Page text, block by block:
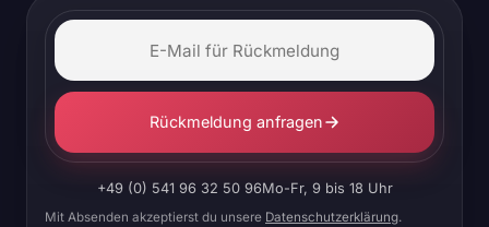
Rückmeldung anfragen
+49 (0) 541 96 32 50 96Mo-Fr, 9 bis 18 Uhr
Mit Absenden akzeptierst du unsere Datenschutzerklärung.